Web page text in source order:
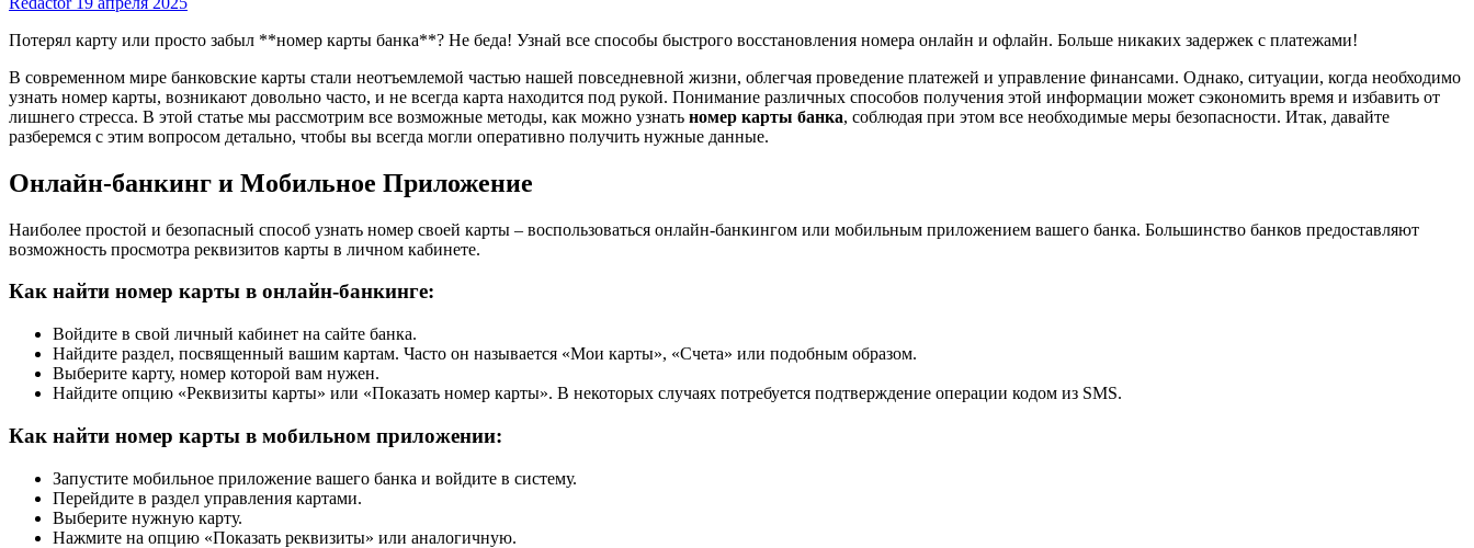
Потерял карту или просто забыл **номер карты банка**? Не беда! Узнай все способы быстрого восстановления номера онлайн и офлайн. Больше никаких задержек с платежами!
В современном мире банковские карты стали неотъемлемой частью нашей повседневной жизни, облегчая проведение платежей и управление финансами. Однако, ситуации, когда необходимо
узнать номер карты, возникают довольно часто, и не всегда карта находится под рукой. Понимание различных способов получения этой информации может сэкономить время и избавить от
лишнего стресса. В этой статье мы рассмотрим все возможные методы, как можно узнать номер карты банка, соблюдая при этом все необходимые меры безопасности. Итак, давайте
разберемся с этим вопросом детально, чтобы вы всегда могли оперативно получить нужные данные.
Онлайн-банкинг и Мобильное Приложение
Наиболее простой и безопасный способ узнать номер своей карты – воспользоваться онлайн-банкингом или мобильным приложением вашего банка. Большинство банков предоставляют
возможность просмотра реквизитов карты в личном кабинете.
Как найти номер карты в онлайн-банкинге:
Войдите в свой личный кабинет на сайте банка.
Найдите раздел, посвященный вашим картам. Часто он называется «Мои карты», «Счета» или подобным образом.
Выберите карту, номер которой вам нужен.
Найдите опцию «Реквизиты карты» или «Показать номер карты». В некоторых случаях потребуется подтверждение операции кодом из SMS.
Как найти номер карты в мобильном приложении:
Запустите мобильное приложение вашего банка и войдите в систему.
Перейдите в раздел управления картами.
Выберите нужную карту.
Нажмите на опцию «Показать реквизиты» или аналогичную.